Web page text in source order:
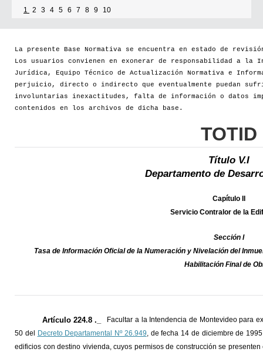
1 2 3 4 5 6 7 8 9 10
La presente Base Normativa se encuentra en estado de
Los usuarios convienen en exonerar de responsabilidad a la
Jurídica, Equipo Técnico de Actualización Normativa e
perjuicio, directo o indirecto que eventualmente puedan
involuntarias inexactitudes, falta de información o datos
contenidos en los archivos de dicha base.
TOTID
Título V.I
Departamento de
Capítulo II
Servicio Contralor de la
Sección I
Tasa de Información Oficial de la Numeración y Nivelación del
Habilitación Final de
Artículo 224.8 ._
Facultar a la Intendencia de Montevideo para
50 del
Decreto Departamental Nº 26.949, de fecha 14 de diciembre de
edificios con destino vivienda, cuyos permisos de construcción se